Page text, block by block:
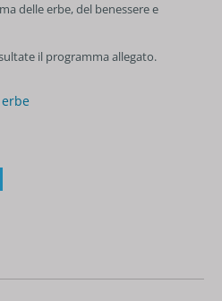
delle erbe, del benessere e
il programma allegato.